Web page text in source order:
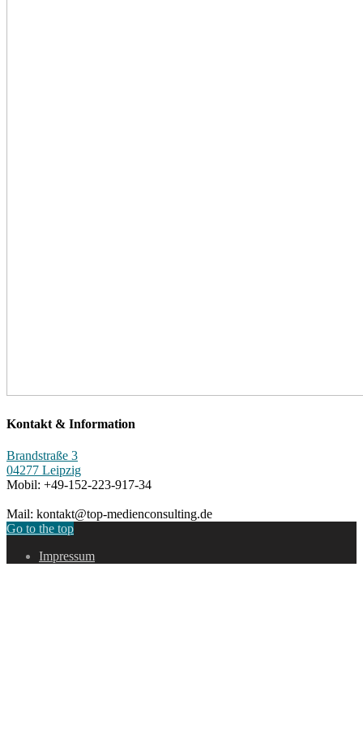
Kontakt & Information
Brandstraße 3
04277 Leipzig
Mobil: +49-152-223-917-34
Mail: kontakt@top-medienconsulting.de
Go to the top
Impressum